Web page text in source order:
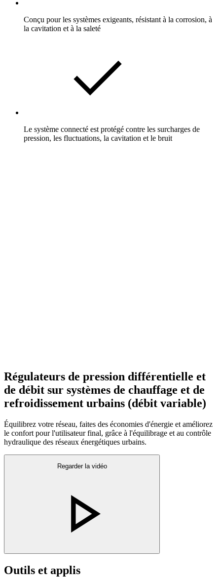
Conçu pour les systèmes exigeants, résistant à la corrosion, à
la cavitation et à la saleté
Le système connecté est protégé contre les surcharges de
pression, les fluctuations, la cavitation et le bruit
Régulateurs de pression différentielle et
de débit sur systèmes de chauffage et de
refroidissement urbains (débit variable)
Équilibrez votre réseau, faites des économies d'énergie et améliorez
le confort pour l'utilisateur final, grâce à l'équilibrage et au contrôle
hydraulique des réseaux énergétiques urbains.
Regarder la vidéo
Outils et applis